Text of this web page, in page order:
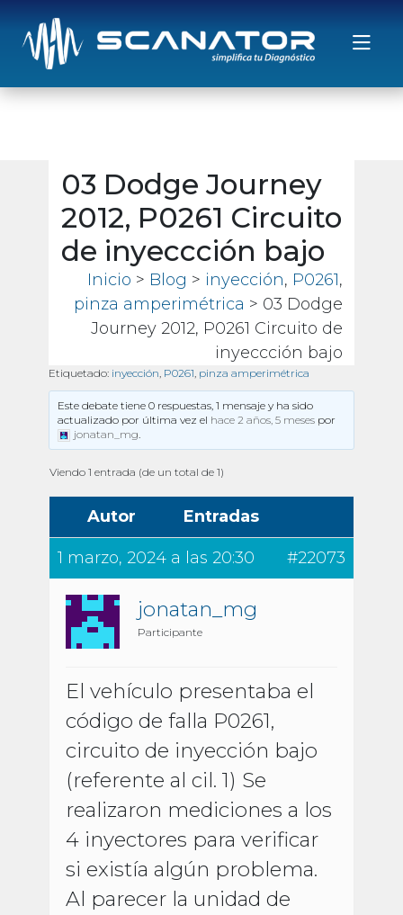
Saltar al contenido
03 Dodge Journey
2012, P0261 Circuito
de inyeccción bajo
Inicio > Blog > inyección, P0261,
pinza amperimétrica > 03 Dodge
Journey 2012, P0261 Circuito de
inyeccción bajo
Etiquetado: inyección P0261 pinza amperimétrica
Este debate tiene 0 respuestas, 1 mensaje y ha sido
actualizado por última vez el hace 2 años, 5 meses por
jonatan_mg
Viendo 1 entrada (de un total de 1)
Autor Entradas
1 marzo, 2024 a las 20:30 #22073
jonatan_mg
Participante
El vehículo presentaba el
código de falla P0261,
circuito de inyección bajo
(referente al cil. 1) Se
realizaron mediciones a los
4 inyectores para verificar
si existía algún problema.
Al parecer la unidad de